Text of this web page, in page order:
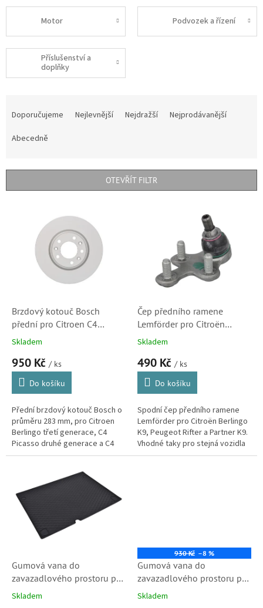
Motor Podvozek a řízení
Příslušenství a
doplňky
r
Doporučujeme Nejlevnější Nejdražší
Nejprodávanější
Abecedně
OTEVŘÍT FILTR
Brzdový kotouč Bosch
přední pro Citroen C4
Picasso II, C4 Spacetourer a
Skladem
950 Kč / ks
Do košíku
Přední brzdový kotouč Bosch o
průměru 283 mm, pro Citroen
Berlingo třetí generace, C4
Picasso druhé generace a C4
Spacetourer / C4 Grand
Čep předního ramene
Lemförder pro Citroën
Berlingo K9 a Peugeot Rifter
Skladem
490 Kč / ks
Do košíku
Spodní čep předního ramene
Lemförder pro Citroën Berlingo
K9, Peugeot Rifter a Partner K9.
Vhodné taky pro stejná vozidla
Fiat Doblo 22-, Opel Combo E a
Gumová vana do
zavazadlového prostoru pro
CITROËN Berlingo 5m
Skladem
930 Kč –8 %
Gumová vana do
zavazadlového prostoru pro
CITROËN Berlingo 5m
Skladem